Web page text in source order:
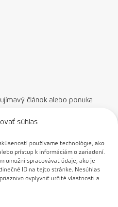
súhlas
používame technológie, ako
prístup k informáciám o zariadení.
umožní spracovávať údaje, ako je
ID na tejto stránke. Nesúhlas
ovplyvniť určité vlastnosti a
článok alebo ponuka
sa